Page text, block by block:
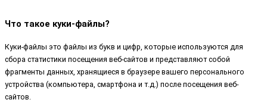
Что такое куки-файлы?
Куки-файлы это файлы из букв и цифр, которые используются для
сбора статистики посещения веб-сайтов и представляют собой
фрагменты данных, хранящиеся в браузере вашего персонального
устройства (компьютера, смартфона и т.д.) после посещения веб-
сайтов.